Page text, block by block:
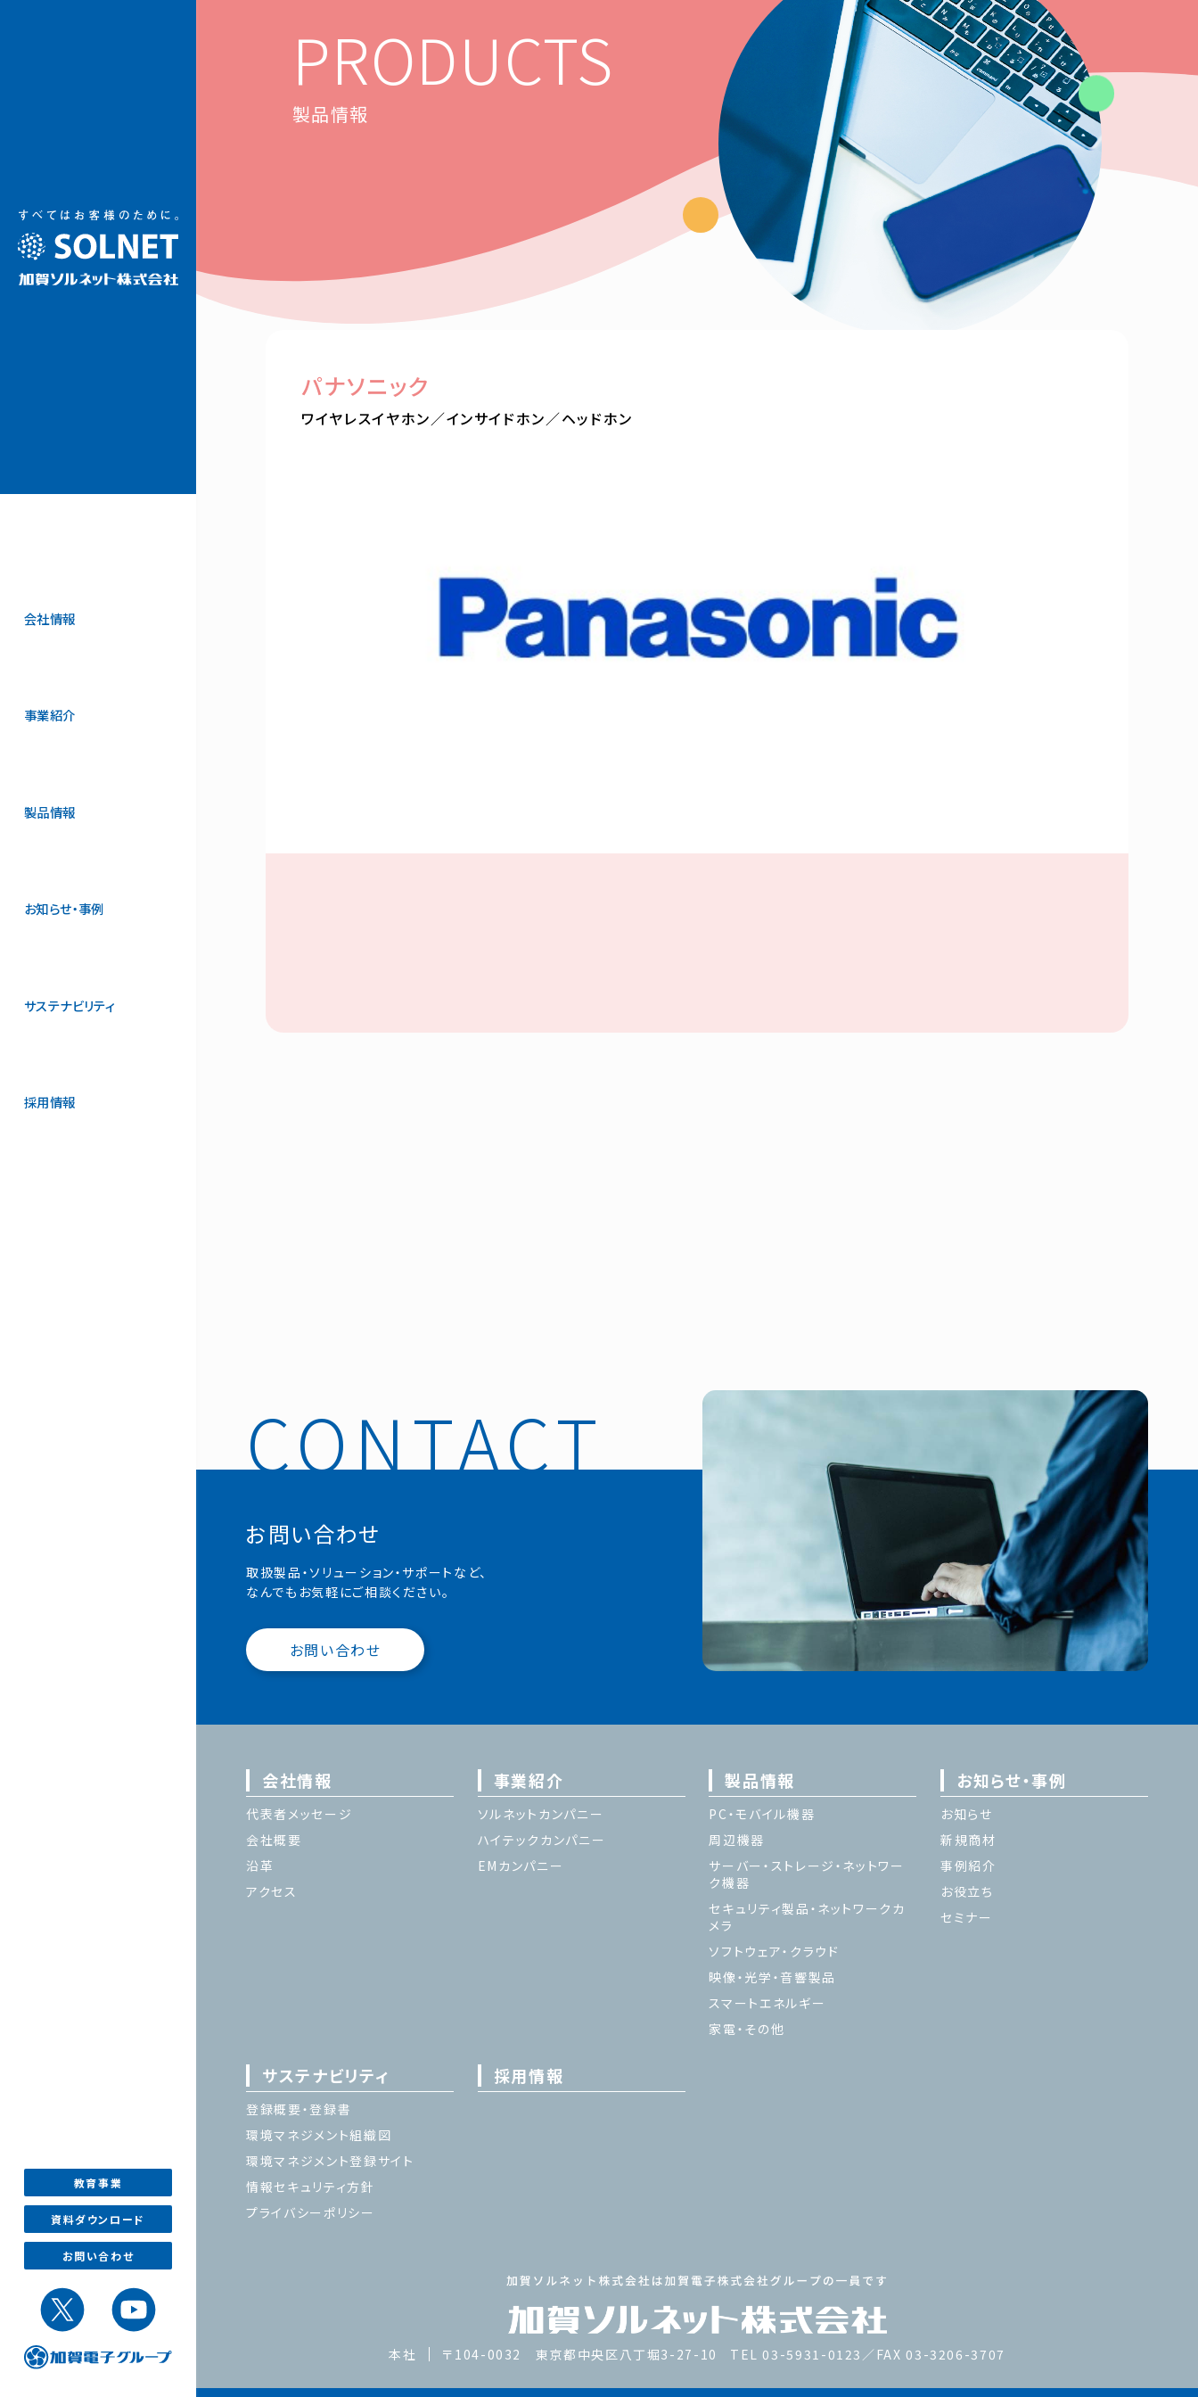
会社情報
事業紹介
製品情報
お知らせ・事例
サステナビリティ
採用情報
教育事業
資料ダウンロード
お問い合わせ
PRODUCTS
製品情報
パナソニック
ワイヤレスイヤホン／インサイドホン／ヘッドホン
お問い合わせ
取扱製品・ソリューション・サポートなど、
なんでもお気軽にご相談ください。
お問い合わせ
会社情報
代表者メッセージ
会社概要
沿革
アクセス
事業紹介
ソルネットカンパニー
ハイテックカンパニー
EMカンパニー
製品情報
PC・モバイル機器
周辺機器
サーバー・ストレージ・ネットワー
ク機器
セキュリティ製品・ネットワークカ
メラ
ソフトウェア・クラウド
映像・光学・音響製品
スマートエネルギー
家電・その他
お知らせ・事例
お知らせ
新規商材
事例紹介
お役立ち
セミナー
サステナビリティ
登録概要・登録書
環境マネジメント組織図
環境マネジメント登録サイト
情報セキュリティ方針
プライバシーポリシー
採用情報
本社 〒104-0032 東京都中央区八丁堀3-27-10 TEL 03-5931-0123／FAX 03-3206-3707